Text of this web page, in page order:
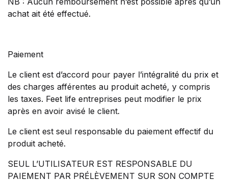
achat ait été effectué.
Paiement
Le client est d’accord pour payer l’intégralité du prix et
des charges afférentes au produit acheté, y compris
les taxes. Feet life entreprises peut modifier le prix
après en avoir avisé le client.
Le client est seul responsable du paiement effectif du
produit acheté.
SEUL L’UTILISATEUR EST RESPONSABLE DU
PAIEMENT PAR PRÉLÈVEMENT SUR SON COMPTE